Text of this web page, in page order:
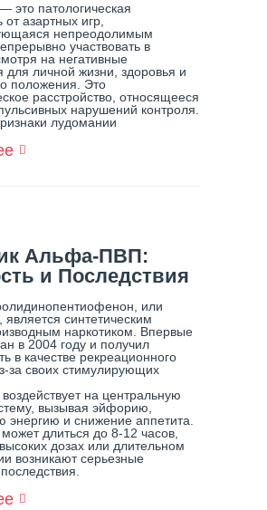
это патологическая
от азартных игр,
непреодолимым
участвовать в
на негативные
для личной жизни, здоровья и
положения. Это
расстройство, относящееся
нарушений контроля.
лудомании
О
Альфа-ПВП:
и Последствия
или
синтетическим
наркотиком. Впервые
в 2004 году и получил
в качестве рекреационного
за своих стимулирующих
на центральную
вызывая эйфорию,
энергию и снижение аппетита.
длиться до 8-12 часов,
дозах или длительном
возникают серьезные
О